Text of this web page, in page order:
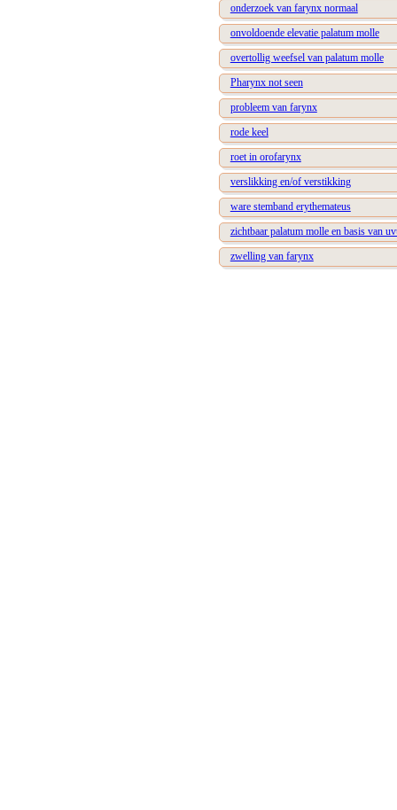
onderzoek van farynx normaal
onvoldoende elevatie palatum molle
overtollig weefsel van palatum molle
Pharynx not seen
probleem van farynx
rode keel
roet in orofarynx
verslikking en/of verstikking
ware stemband erythemateus
zichtbaar palatum molle en basis van
zwelling van farynx